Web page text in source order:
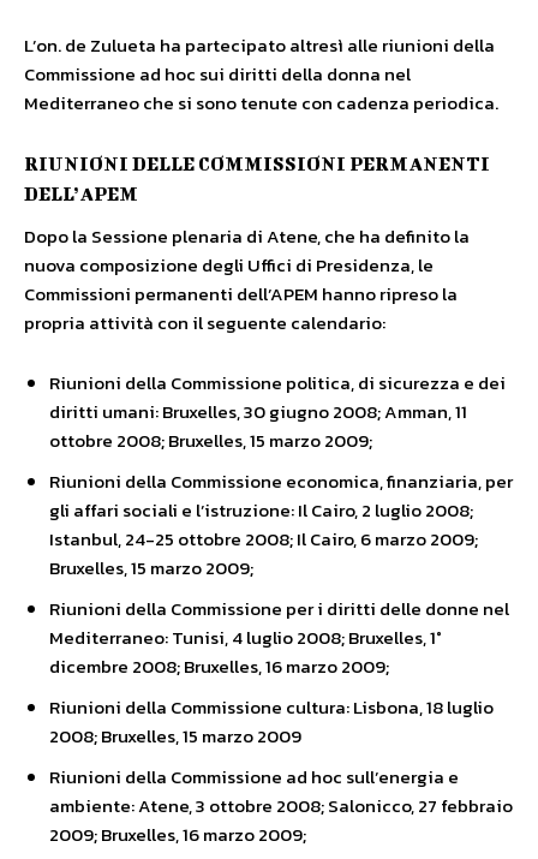
L’on. de Zulueta ha partecipato altresì alle riunioni della
Commissione ad hoc sui diritti della donna nel
Mediterraneo che si sono tenute con cadenza periodica.
RIUNIONI DELLE COMMISSIONI PERMANENTI
DELL’APEM
Dopo la Sessione plenaria di Atene, che ha definito la
nuova composizione degli Uffici di Presidenza, le
Commissioni permanenti dell’APEM hanno ripreso la
propria attività con il seguente calendario:
Riunioni della Commissione politica, di sicurezza e dei
diritti umani: Bruxelles, 30 giugno 2008; Amman, 11
ottobre 2008; Bruxelles, 15 marzo 2009;
Riunioni della Commissione economica, finanziaria, per
gli affari sociali e l’istruzione: Il Cairo, 2 luglio 2008;
Istanbul, 24-25 ottobre 2008; Il Cairo, 6 marzo 2009;
Bruxelles, 15 marzo 2009;
Riunioni della Commissione per i diritti delle donne nel
Mediterraneo: Tunisi, 4 luglio 2008; Bruxelles, 1°
dicembre 2008; Bruxelles, 16 marzo 2009;
Riunioni della Commissione cultura: Lisbona, 18 luglio
2008; Bruxelles, 15 marzo 2009
Riunioni della Commissione ad hoc sull’energia e
ambiente: Atene, 3 ottobre 2008; Salonicco, 27 febbraio
2009; Bruxelles, 16 marzo 2009;